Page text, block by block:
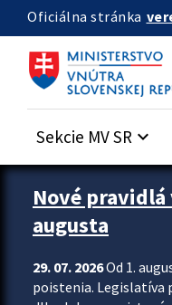
Preskocit na hlavný obsah
Oficiálna stránka
Sekcie MV SR keyboard_arrow_down
Zastavit automatický posun
Nové
augusta
29. 07. 2026Od 1.
poistenia. Legislatíva